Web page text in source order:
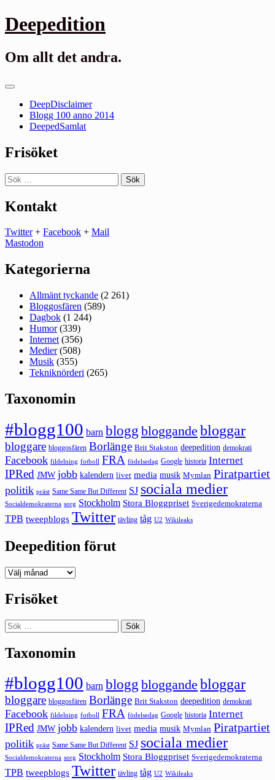
Gå
till
Deepedition
Om allt det andra.
Primär
DeepDisclaimer
Blogg 100 anno 2014
DeepedSamlat
Frisöket
Sök
efter:
Kontakt
Twitter+ Facebook + Mail
Mastodon
Kategorierna
Allmänt tyckande (2 261)
Bloggosfären (589)
Dagbok (1 244)
Humor(339)
Internet (356)
Medier(508)
Musik (355)
Tekniknörderi (265)
Taxonomin
#blogg100 barn blogg bloggande bloggar
bloggare bloggosfären Borlänge Brit Stakston deepedition demokrati
Facebook fildelning fotboll FRA födelsedag Google historia Internet
IPRed JMW jobb kalendern livet media musik Mymlan Piratpartiet
politik präst Same Same But Different SJ sociala medier
Socialdemokraterna sorg Stockholm Stora Bloggpriset Sverigedemokraterna
TPB tweepblogs Twitter tävling tåg U2 Wikileaks
Deepedition förut
Deepedition
Frisöket
Sök
efter:
Taxonomin
#blogg100 barn blogg bloggande bloggar
bloggare bloggosfären Borlänge Brit Stakston deepedition demokrati
Facebook fildelning fotboll FRA födelsedag Google historia Internet
IPRed JMW jobb kalendern livet media musik Mymlan Piratpartiet
politik präst Same Same But Different SJ sociala medier
Socialdemokraterna sorg Stockholm Stora Bloggpriset Sverigedemokraterna
TPB tweepblogs Twitter tävling tåg U2 Wikileaks